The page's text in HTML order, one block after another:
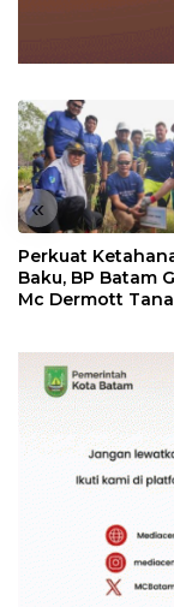
«
Perkuat
Baku, BP Batam
Mc Dermott